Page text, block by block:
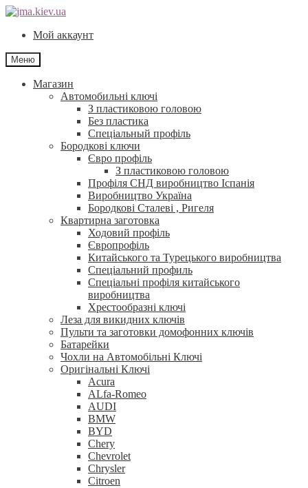
Перейти
навігації
Перейти
контентуМой аккаунт
Меню
Магазин
Автомобильні ключі
З пластиковою головою
Без пластика
Спеціальный профіль
Бородкові ключи
Євро профіль
З пластиковою головою
Профіля СНД виробництво Іспанія
Виробництво Україна
Бородкові Сталеві , Ригеля
Квартирна заготовка
Ходовий профіль
Європрофіль
Китайського та Турецького виробництва
Спеціальний профиль
Спеціальні профіля китайського
виробництва
Хрестообразні ключі
Леза для викидних ключів
Пульти та заготовки домофонних ключів
Батарейки
Чохли на Автомобільні Ключі
Оригінальні Ключі
Acura
ALfa-Romeo
AUDI
BMW
BYD
Chery
Chevrolet
Chrysler
Citroen